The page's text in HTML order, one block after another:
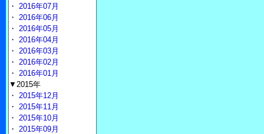
・ 2016年07月
・ 2016年06月
・ 2016年05月
・ 2016年04月
・ 2016年03月
・ 2016年02月
・ 2016年01月
▼2015年
・ 2015年12月
・ 2015年11月
・ 2015年10月
・ 2015年09月